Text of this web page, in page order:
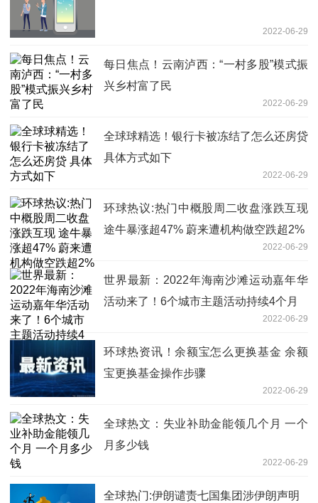
2022-06-29
每日焦点！云南泸西：“一村多股”模式振
兴乡村富了民
2022-06-29
全球球精选！银行卡被冻结了怎么还房贷
具体方式如下
2022-06-29
环球热议:热门中概股周二收盘涨跌互现
途牛暴涨超47% 蔚来遭机构做空跌超2%
2022-06-29
世界最新：2022年海南沙滩运动嘉年华
活动来了！6个城市主题活动持续4个月
2022-06-29
环球热资讯！余额宝怎么更换基金 余额
宝更换基金操作步骤
2022-06-29
全球热文：失业补助金能领几个月 一个
月多少钱
2022-06-29
全球热门:伊朗谴责七国集团涉伊朗声明